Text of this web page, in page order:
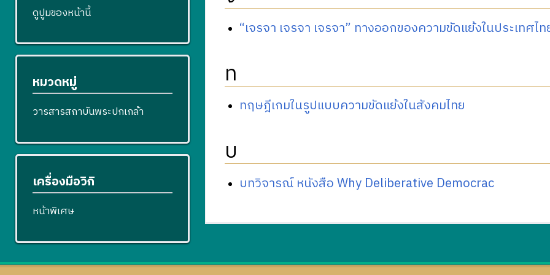
“เจรจา เจรจา เจรจา” ทางออกของความขัดแย้งในประเทศไ
ท
ทฤษฎีเกมในรูปแบบความขัดแย้งในสังคมไทย
บ
บทวิจารณ์ หนังสือ Why Deliberative Democrac
ดูปูมของหน้านี้
หมวดหมู่
วารสารสถาบันพระปกเกล้า
เครื่องมือวิกิ
หน้าพิเศษ